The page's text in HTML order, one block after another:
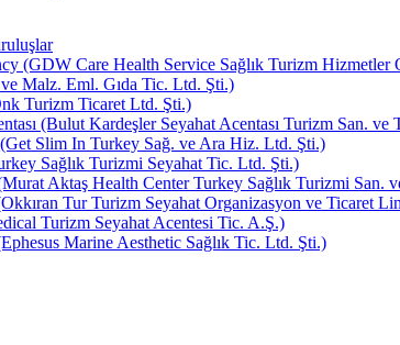
(GDW Care Health Service Sağlık Turizm Hizmetler
Malz. Eml. Gıda Tic. Ltd. Şti.)
Turizm Ticaret Ltd. Şti.)
(Bulut Kardeşler Seyahat Acentası Turizm San. ve
Slim In Turkey Sağ. ve Ara Hiz. Ltd. Şti.)
Sağlık Turizmi Seyahat Tic. Ltd. Şti.)
Aktaş Health Center Turkey Sağlık Turizmi San.
Tur Turizm Seyahat Organizasyon ve Ticaret
Turizm Seyahat Acentesi Tic. A.Ş.)
Marine Aesthetic Sağlık Tic. Ltd. Şti.)